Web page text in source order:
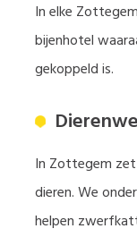
In elke
bijenhotel
gekoppeld is.
In Zottegem
dieren. We
helpen